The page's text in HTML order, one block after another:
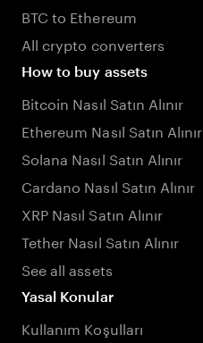
BTC to Ethereum
All crypto converters
How to buy assets
Bitcoin Nasıl Satın Alınır
Ethereum Nasıl Satın Alınır
Solana Nasıl Satın Alınır
Cardano Nasıl Satın Alınır
XRP Nasıl Satın Alınır
Tether Nasıl Satın Alınır
See all assets
Yasal Konular
Kullanım Koşulları